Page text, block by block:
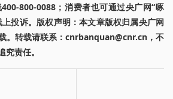
800-0088；消费者也可通过央广网“啄
投诉。版权声明：本文章版权归属央广网
。转载请联系：cnrbanquan@cnr.cn，不
责任。